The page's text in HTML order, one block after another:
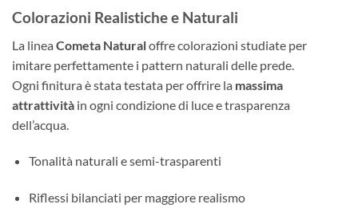
Colorazioni Realistiche e Naturali
La linea Cometa Naturaloffre colorazioni studiate per
imitare perfettamente i pattern naturali delle prede.
Ogni finitura è stata testata per offrire la massima
attrattività in ogni condizione di luce e trasparenza
dell’acqua.
Tonalità naturali e semi-trasparenti
Riflessi bilanciati per maggiore realismo